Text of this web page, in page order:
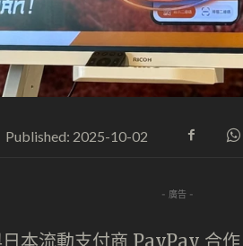
Published: 2025-10-02
- 廣告 -
本流動支付商 PayPay 合